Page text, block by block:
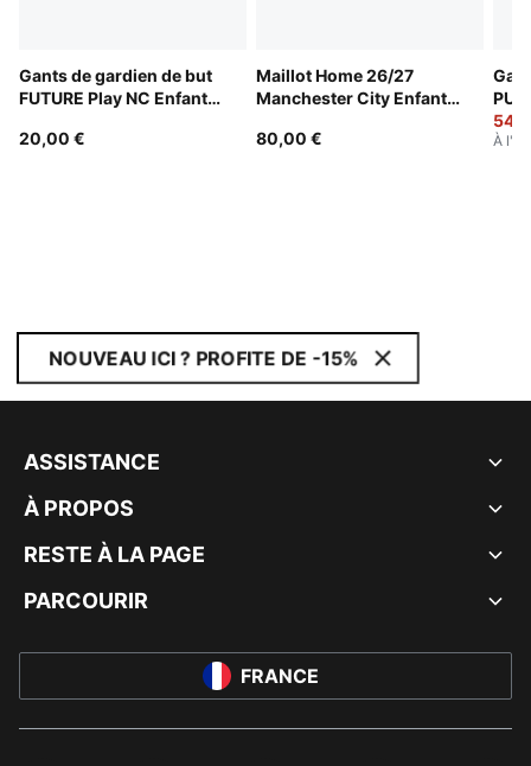
Gants de gardien de but
FUTURE Play NC Enfant
20,00 €
Maillot Home 26/27
Manchester City Enfant
80,00 €
À
NOUVEAU ICI ? PROFITE DE -15%
ASSISTANCE
À PROPOS
RESTE À LA PAGE
PARCOURIR
FRANCE